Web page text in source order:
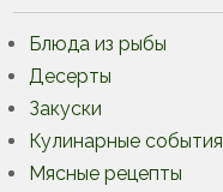
Блюда из рыбы
Десерты
Закуски
Кулинарные события
Мясные рецепты